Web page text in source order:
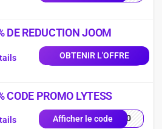
DE REDUCTION JOOM
OBTENIR L'OFFRE
CODE PROMO LYTESS
Afficher le codeSS10